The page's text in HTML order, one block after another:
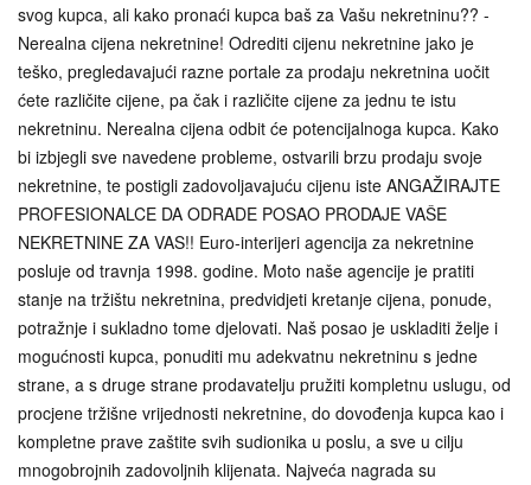
svog kupca, ali kako pronaći kupca baš za Vašu nekretninu?? -
Nerealna cijena nekretnine! Odrediti cijenu nekretnine jako je
teško, pregledavajući razne portale za prodaju nekretnina uočit
ćete različite cijene, pa čak i različite cijene za jednu te istu
nekretninu. Nerealna cijena odbit će potencijalnoga kupca. Kako
bi izbjegli sve navedene probleme, ostvarili brzu prodaju svoje
nekretnine, te postigli zadovoljavajuću cijenu iste ANGAŽIRAJTE
PROFESIONALCE DA ODRADE POSAO PRODAJE VAŠE
NEKRETNINE ZA VAS!! Euro-interijeri agencija za nekretnine
posluje od travnja 1998. godine. Moto naše agencije je pratiti
stanje na tržištu nekretnina, predvidjeti kretanje cijena, ponude,
potražnje i sukladno tome djelovati. Naš posao je uskladiti želje i
mogućnosti kupca, ponuditi mu adekvatnu nekretninu s jedne
strane, a s druge strane prodavatelju pružiti kompletnu uslugu, od
procjene tržišne vrijednosti nekretnine, do dovođenja kupca kao i
kompletne prave zaštite svih sudionika u poslu, a sve u cilju
mnogobrojnih zadovoljnih klijenata. Najveća nagrada su